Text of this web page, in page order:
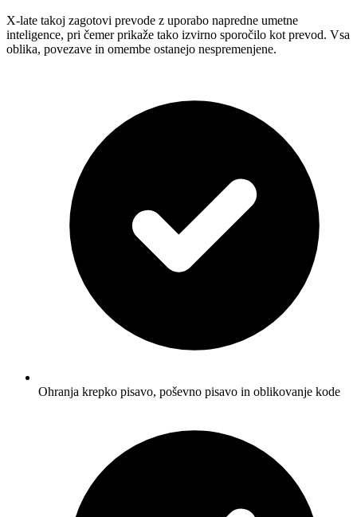
X-late takoj zagotovi prevode z uporabo napredne umetne
inteligence, pri čemer prikaže tako izvirno sporočilo kot prevod. Vsa
oblika, povezave in omembe ostanejo nespremenjene.
Ohranja krepko pisavo, poševno pisavo in oblikovanje kode